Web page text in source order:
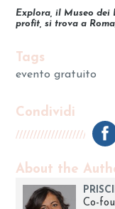
Explora, il Museo dei
profit, si trova a
Tags
evento gratuito
Condividi
About the
Co-